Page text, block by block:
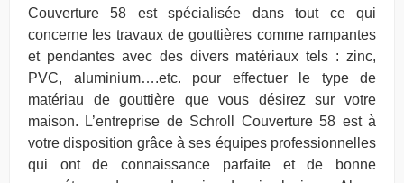
Couverture 58 est spécialisée dans tout ce qui
concerne les travaux de gouttières comme rampantes
et pendantes avec des divers matériaux tels : zinc,
PVC, aluminium….etc. pour effectuer le type de
matériau de gouttière que vous désirez sur votre
maison. L’entreprise de Schroll Couverture 58 est à
votre disposition grâce à ses équipes professionnelles
qui ont de connaissance parfaite et de bonne